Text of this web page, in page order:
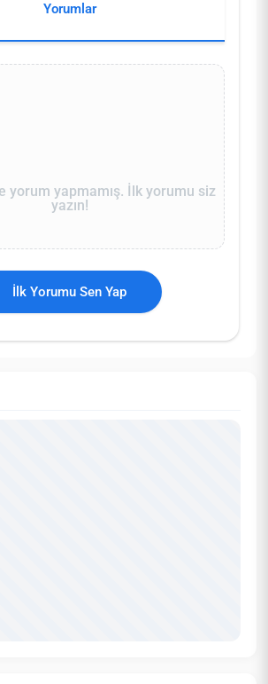
Yorumlar
yorum yapmamış. İlk yorumu siz
yazın!
İlk Yorumu Sen Yap